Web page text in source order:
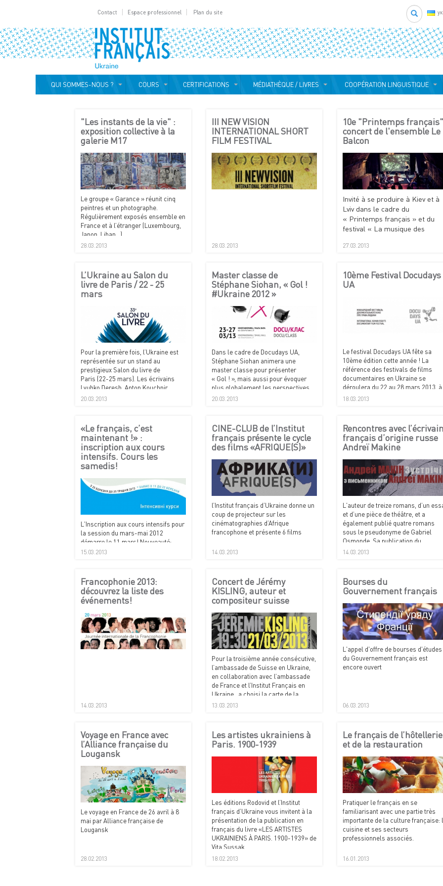
Contact Espace professionnel Plan du site Search
QUI SOMMES-NOUS ? COURS CERTIFICATIONS MÉDIATHÈQUE / LIVRES COOPÉRATION LINGUISTIQUE
"Les instants de la vie" :
exposition collective à la
galerie M17
Le groupe « Garance » réunit cinq
peintres et un photographe.
Régulièrement exposés ensemble en
France et à l’étranger (Luxembourg,
Japon, Liban...).
28.03.2013
III NEW VISION
INTERNATIONAL SHORT
FILM FESTIVAL
28.03.2013
10e "Printemps
concert de l'ensemble Le
Balcon
Invité à se produire à Kiev et à
Lviv dans le cadre du
« Printemps français » et du
festival « La musique des
Segin.
27.03.2013
L’Ukraine au Salon du
livre de Paris / 22 - 25
mars
Pour la première fois, l’Ukraine est
représentée sur un stand au
prestigieux Salon du livre de
Paris (22-25 mars). Les écrivains
Lyubko Deresh, Anton Kouchnir,
Yevhenia Kononenko, Maryna
parmi les invités.
20.03.2013
Master classe de
Stéphane Siohan, « Gol !
#Ukraine 2012 »
Dans le cadre de Docudays UA,
Stéphane Siohan animera une
master classe pour présenter
« Gol ! », mais aussi pour évoquer
plus globalement les perspectives
ouvertes par ce nouveau genre de
20.03.2013
10ème Festival Docudays
UA
Le festival Docudays UA fête sa
10ème édition cette année ! La
référence des festivals de films
documentaires en Ukraine se
déroulera du 22 au 28 mars 2013, à
la Maison du cinéma (Dom Kino) et
18.03.2013
«Le français, c’est
maintenant !» :
inscription aux cours
intensifs. Cours les
samedis!
L'Inscription aux cours intensifs pour
la session du mars-mai 2012
démarre le 11 mars! Nouveauté:
cours les samedis! A notez dans vos
15.03.2013
CINE-CLUB de l’Institut
français présente le cycle
des films «AFRIQUE(S)»
l’Institut français d’Ukraine donne un
coup de projecteur sur les
cinématographies d’Afrique
francophone et présente 6 films
14.03.2013
Rencontres avec
français d’origine russe
Andreï Makine
L'auteur de treize romans, d’un
et d’une pièce de théâtre, et a
également publié quatre romans
sous le pseudonyme de Gabriel
Osmonde. Sa publication du
Testament français, couronné les
14.03.2013
Francophonie 2013:
découvrez la liste des
événements!
14.03.2013
Concert de Jérémy
KISLING, auteur et
compositeur suisse
Pour la troisième année consécutive,
l’ambassade de Suisse en Ukraine,
en collaboration avec l’ambassade
de France et l’Institut Français en
Ukraine, a choisi la carte de la
musique pour célébrer la semaine
13.03.2013
Bourses du
Gouvernement français
L'appel d'offre de bourses d'études
du Gouvernement français est
encore ouvert
06.03.2013
Voyage en France avec
l’Alliance française du
Lougansk
Le voyage en France de 26 avril à 8
mai par Alliance française de
Lougansk
28.02.2013
Les artistes ukrainiens à
Paris. 1900-1939
Les éditions Rodovid et l’Institut
français d’Ukraine vous invitent à la
présentation de la publication en
français du livre «LES ARTISTES
UKRAINIENS À PARIS. 1900-1939» de
Vita Sussak.
18.02.2013
Le français de l’hôtellerie
et de la restauration
Pratiquer le français en se
familiarisant avec une partie très
importante de la culture française:
cuisine et ses secteurs
professionnels associés.
16.01.2013